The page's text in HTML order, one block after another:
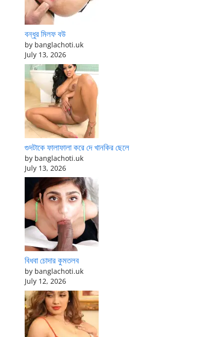
বন্ধুর মিলফ বউ
by banglachoti.uk
July 13, 2026
গুদটাকে ফালাফালা করে দে খানকির ছেলে
by banglachoti.uk
July 13, 2026
বিধবা চোদার কুমতলব
by banglachoti.uk
July 12, 2026